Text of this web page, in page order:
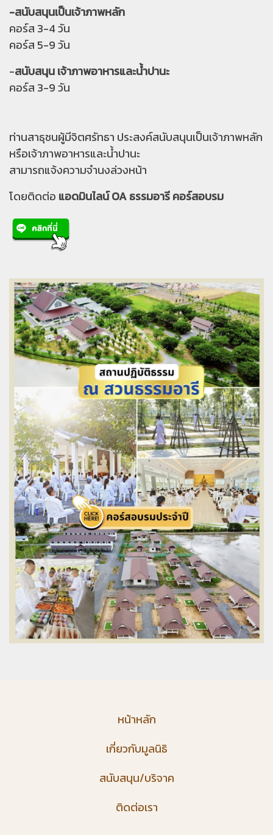
-สนับสนุนเป็นเจ้าภาพหลัก
คอร์ส 3-4 วัน
คอร์ส 5-9 วัน
-สนับสนุน เจ้าภาพอาหารและน้ำปานะ
คอร์ส 3-9 วัน
ท่านสาธุชนผู้มีจิตศรัทธา ประสงค์สนับสนุนเป็นเจ้าภาพหลัก
หรือเจ้าภาพอาหารและน้ำปานะ
สามารถแจ้งความจำนงล่วงหน้า
โดยติดต่อ แอดมินไลน์ OA ธรรมอารี คอร์สอบรม
หน้าหลัก
เกี่ยวกับมูลนิธิ
สนับสนุน/บริจาค
ติดต่อเรา